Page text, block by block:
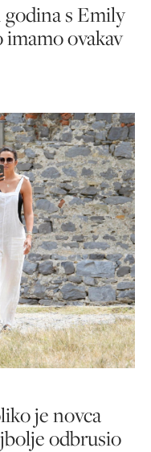
godina s Emily
ovakav
je novca
odbrusio